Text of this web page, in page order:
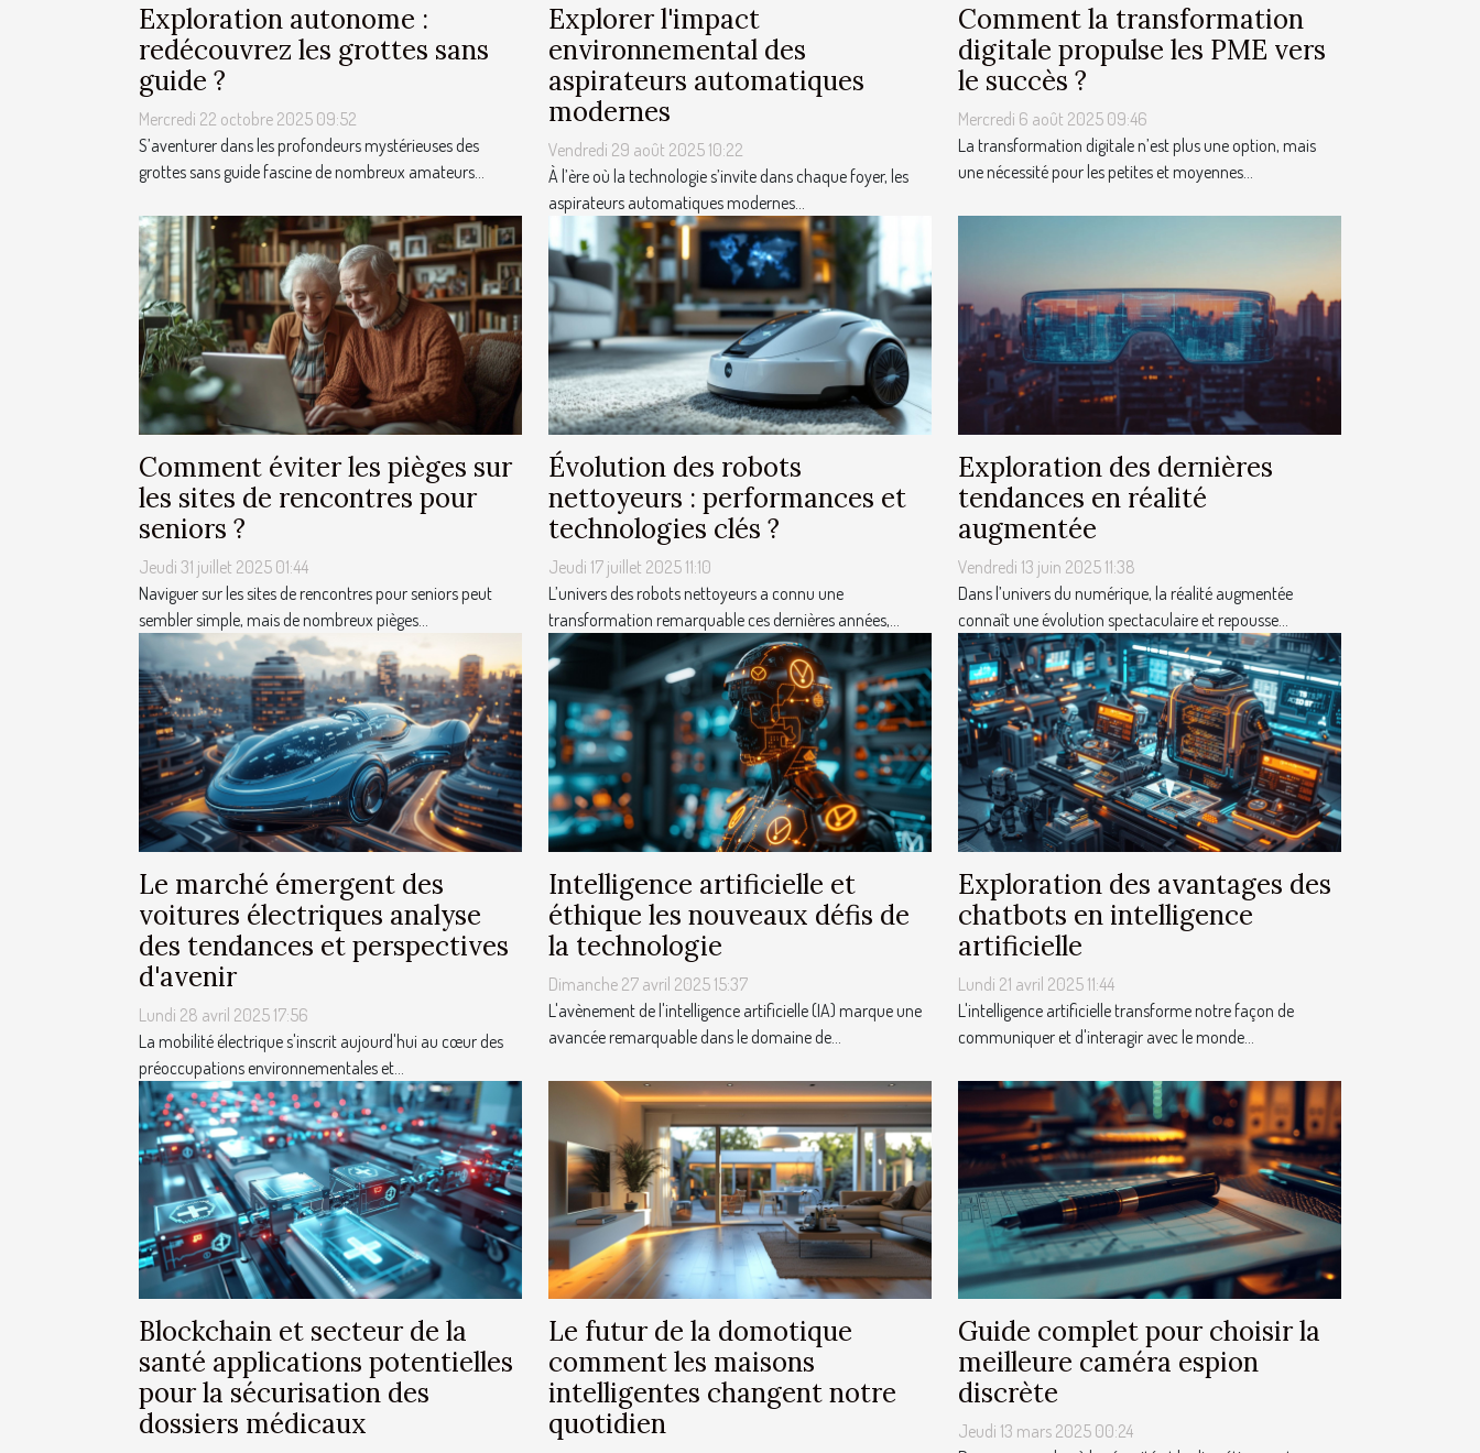
Exploration autonome :
redécouvrez les grottes sans
guide ?
Mercredi 22 octobre 2025 09:52
S’aventurer dans les profondeurs mystérieuses des
grottes sans guide fascine de nombreux amateurs...
Explorer l'impact
environnemental des
aspirateurs automatiques
modernes
Vendredi 29 août 2025 10:22
À l’ère où la technologie s’invite dans chaque foyer, les
aspirateurs automatiques modernes...
Comment la transformation
digitale propulse les PME vers
le succès ?
Mercredi 6 août 2025 09:46
La transformation digitale n’est plus une option, mais
une nécessité pour les petites et moyennes...
Comment éviter les pièges sur
les sites de rencontres pour
seniors ?
Jeudi 31 juillet 2025 01:44
Naviguer sur les sites de rencontres pour seniors peut
sembler simple, mais de nombreux pièges...
Évolution des robots
nettoyeurs : performances et
technologies clés ?
Jeudi 17 juillet 2025 11:10
L’univers des robots nettoyeurs a connu une
transformation remarquable ces dernières années,...
Exploration des dernières
tendances en réalité
augmentée
Vendredi 13 juin 2025 11:38
Dans l’univers du numérique, la réalité augmentée
connaît une évolution spectaculaire et repousse...
Le marché émergent des
voitures électriques analyse
des tendances et perspectives
d'avenir
Lundi 28 avril 2025 17:56
La mobilité électrique s'inscrit aujourd'hui au cœur des
préoccupations environnementales et...
Intelligence artificielle et
éthique les nouveaux défis de
la technologie
Dimanche 27 avril 2025 15:37
L'avènement de l'intelligence artificielle (IA) marque une
avancée remarquable dans le domaine de...
Exploration des avantages des
chatbots en intelligence
artificielle
Lundi 21 avril 2025 11:44
L'intelligence artificielle transforme notre façon de
communiquer et d'interagir avec le monde...
Blockchain et secteur de la
santé applications potentielles
pour la sécurisation des
dossiers médicaux
Le futur de la domotique
comment les maisons
intelligentes changent notre
quotidien
Guide complet pour choisir la
meilleure caméra espion
discrète
Jeudi 13 mars 2025 00:24